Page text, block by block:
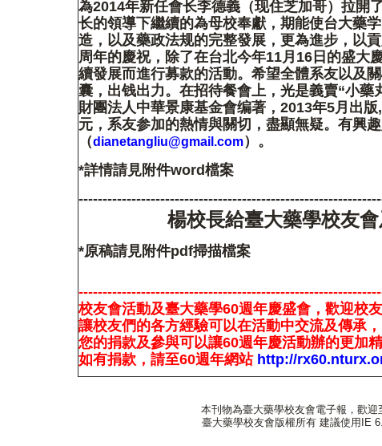
為2014年新任會长李德義（现住芝加哥）拉開
长的領導下繼續的為母校奉獻，期能使台大藥
造，以及藥政法规的完整發展，更為進步，以
周年的慶祝，除了在台北今年11月16日的盛大
續發展而進行募款的活動。希望全體系友以及
囊，出钱出力。在招待餐會上，光是義賣“小
財團法人中華景康基金會编著，2013年5月出
元，系友参加的熱情與關切，盡顯無疑。有興
（dianetangliu@gmail.com）。
*詳情請見附件word檔案
楊校長給臺大藥學校友
*原稿請見附件pdf掃描檔案
校友會活動及臺大藥學60週年慶盛會，歡迎校
讓校友們的各方經驗可以在活動中交流及傳承，
您的捐款及參與可以讓60週年慶活動辦的更加
如有捐款， 請至60週年網站 http://
本刊物為臺大藥學校友會電子報，歡迎
臺大藥學校友會版權所有 建議使用IE